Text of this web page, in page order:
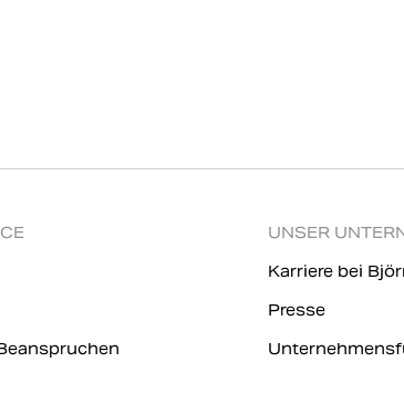
UNSER
Karriere bei
Presse